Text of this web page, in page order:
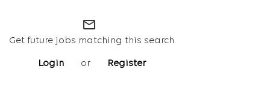
mail_outline
Get future jobs matching this search
Login or Register